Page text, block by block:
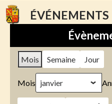
TO
CONTENTÉVÉNEMENTS
Mois Semaine Jour
Mois